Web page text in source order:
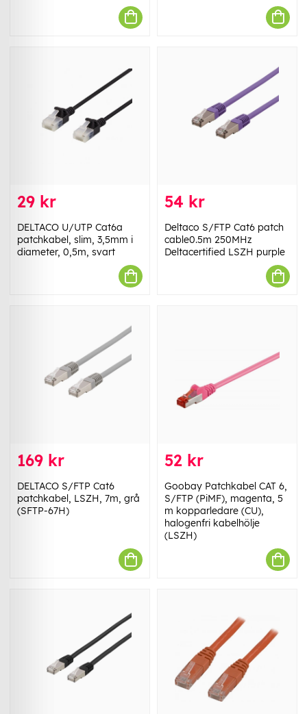
29 kr
DELTACO U/UTP Cat6a
patchkabel, slim, 3,5mm i
diameter, 0,5m, svart
54 kr
Deltaco S/FTP Cat6 patch
cable0.5m 250MHz
Deltacertified LSZH purple
169 kr
DELTACO S/FTP Cat6
patchkabel, LSZH, 7m, grå
(SFTP-67H)
52 kr
Goobay Patchkabel CAT 6,
S/FTP (PiMF), magenta, 5
m kopparledare (CU),
halogenfri kabelhölje
(LSZH)